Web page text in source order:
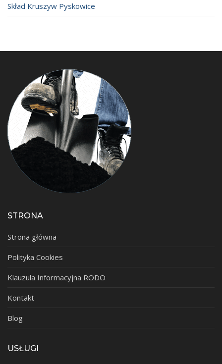
Skład Kruszyw Pyskowice
STRONA
Strona główna
Polityka Cookies
Klauzula Informacyjna RODO
Kontakt
Blog
USŁUGI